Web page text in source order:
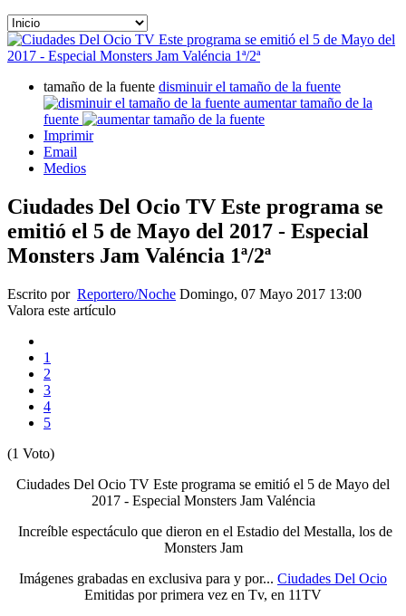
tamaño de la fuente disminuir el tamaño de la fuente
aumentar tamaño de la
fuente
Imprimir
Email
Medios
Ciudades Del Ocio TV Este programa se
emitió el 5 de Mayo del 2017 - Especial
Monsters Jam Valéncia 1ª/2ª
Escrito por Reportero/Noche Domingo, 07 Mayo 2017 13:00
Valora este artículo
1
2
3
4
5
(1 Voto)
Ciudades Del Ocio TV Este programa se emitió el 5 de Mayo del
2017 - Especial Monsters Jam Valéncia
Increíble espectáculo que dieron en el Estadio del Mestalla, los de
Monsters Jam
Imágenes grabadas en exclusiva para y por... Ciudades Del Ocio
Emitidas por primera vez en Tv, en 11TV